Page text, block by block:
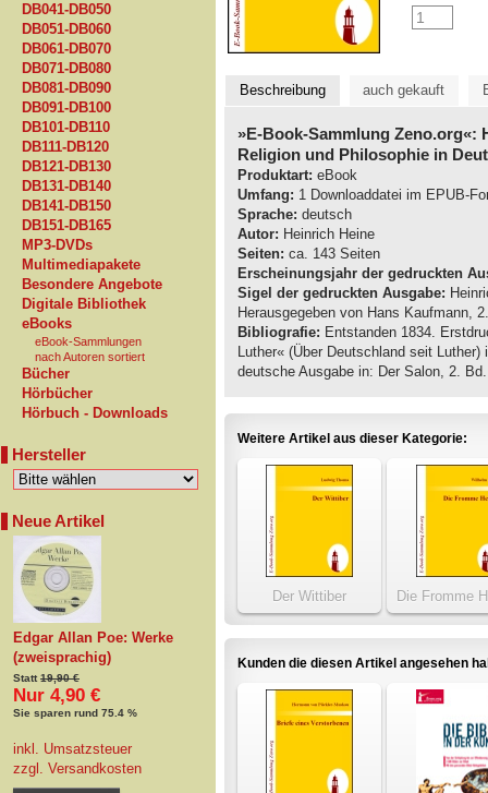
DB041-DB050
DB051-DB060
DB061-DB070
DB071-DB080
DB081-DB090
DB091-DB100
DB101-DB110
DB111-DB120
DB121-DB130
DB131-DB140
DB141-DB150
DB151-DB165
MP3-DVDs
Multimediapakete
Besondere Angebote
Digitale Bibliothek
eBooks
eBook-Sammlungen
nach Autoren sortiert
Bücher
Hörbücher
Hörbuch - Downloads
Hersteller
Neue Artikel
Edgar Allan Poe: Werke
(zweisprachig)
Statt19,90 €
Nur 4,90 €
Sie sparen rund 75.4 %
inkl. Umsatzsteuer
zzgl. Versandkosten
Beschreibung auch gekauft
»E-Book-Sammlung Zeno.org«:
Religion und Philosophie in
Produktart: eBook
Umfang: 1 Downloaddatei im EPUB-
Sprache: deutsch
Autor: Heinrich Heine
Seiten: ca. 143 Seiten
Erscheinungsjahr der gedruckten
Sigel der gedruckten Ausgabe:
Herausgegeben von Hans Kaufmann,
Bibliografie: Entstanden 1834.
Luther« (Über Deutschland seit
deutsche Ausgabe in: Der Salon, 2.
Weitere Artikel aus dieser Kategorie:
Der Wittiber Die Fromme
Kunden die diesen Artikel angesehen